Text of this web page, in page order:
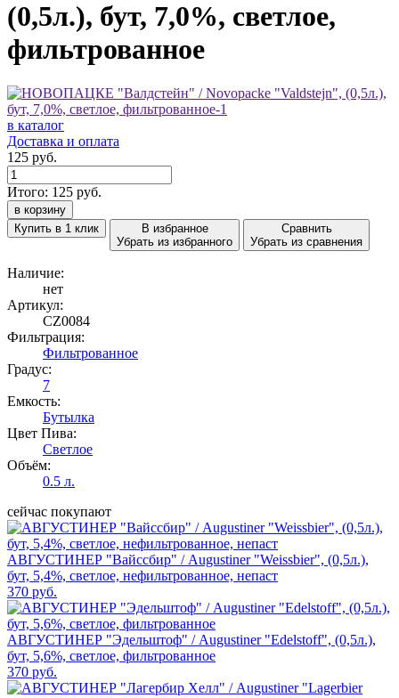
(0,5л.), бут, 7,0%, светлое,
фильтрованное
в каталог
Доставка и оплата
125 руб.
Итого: 125 руб.
в корзину
Купить в 1 клик
В избранное
Убрать из избранного
Сравнить
Убрать из сравнения
Наличие:
нет
Артикул:
CZ0084
Фильтрация:
Фильтрованное
Градус:
7
Емкость:
Бутылка
Цвет Пива:
Светлое
Объём:
0.5 л.
сейчас покупают
АВГУСТИНЕР "Вайссбир" / Augustiner "Weissbier", (0,5л.),
бут, 5,4%, светлое, нефильтрованное, непаст
370 руб.
АВГУСТИНЕР "Эдельштоф" / Augustiner "Edelstoff", (0,5л.),
бут, 5,6%, светлое, фильтрованное
370 руб.